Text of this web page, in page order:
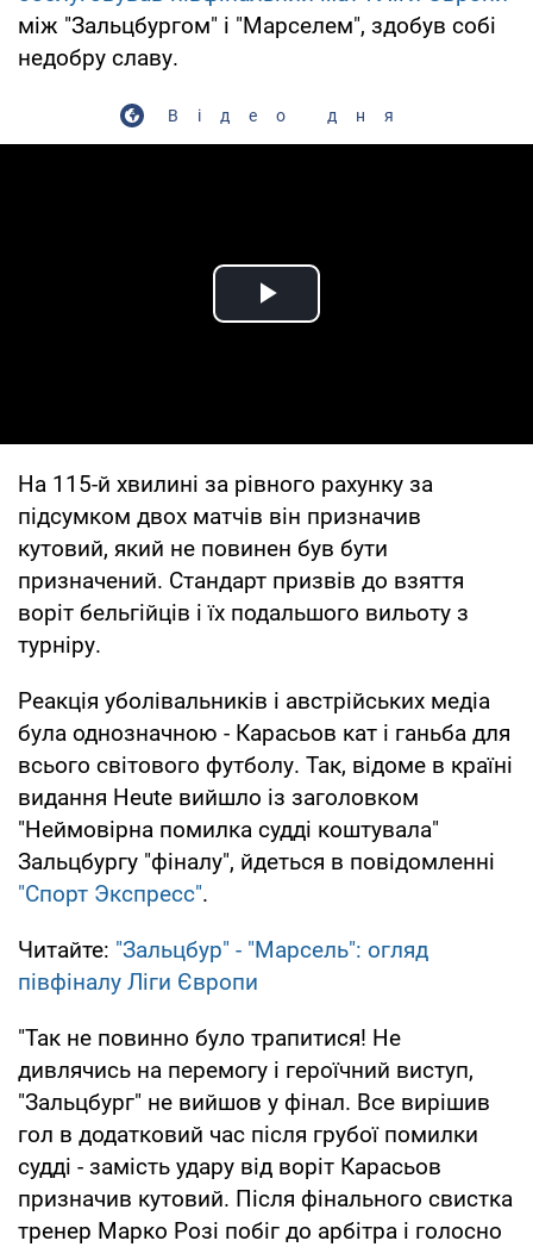
між "Зальцбургом" і "Марселем", здобув собі
недобру славу.
Відео дня
Play Video
На 115-й хвилині за рівного рахунку за
підсумком двох матчів він призначив
кутовий, який не повинен був бути
призначений. Стандарт призвів до взяття
воріт бельгійців і їх подальшого вильоту з
турніру.
Реакція уболівальників і австрійських медіа
була однозначною - Карасьов кат і ганьба для
всього світового футболу. Так, відоме в країні
видання Heute вийшло із заголовком
"Неймовірна помилка судді коштувала"
Зальцбургу "фіналу", йдеться в повідомленні
"Спорт Экспресс".
Читайте: "Зальцбур" - "Марсель": огляд
півфіналу Ліги Європи
"Так не повинно було трапитися! Не
дивлячись на перемогу і героїчний виступ,
"Зальцбург" не вийшов у фінал. Все вирішив
гол в додатковий час після грубої помилки
судді - замість удару від воріт Карасьов
призначив кутовий. Після фінального свистка
тренер Марко Розі побіг до арбітра і голосно